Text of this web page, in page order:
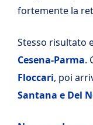
fortemente la
Stesso risultato
Cesena-Parma.
Floccari, poi
Santana e Del